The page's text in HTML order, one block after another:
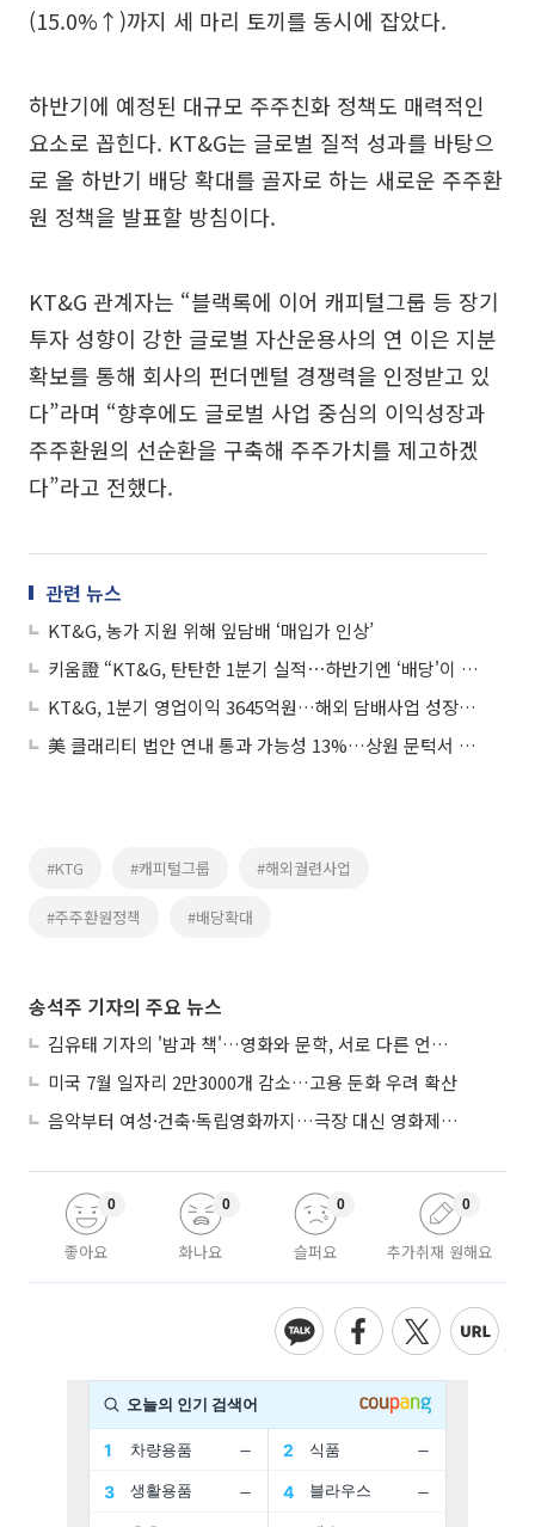
(15.0%↑)까지 세 마리 토끼를 동시에 잡았다.
하반기에 예정된 대규모 주주친화 정책도 매력적인
요소로 꼽힌다. KT&G는 글로벌 질적 성과를 바탕으
로 올 하반기 배당 확대를 골자로 하는 새로운 주주환
원 정책을 발표할 방침이다.
KT&G 관계자는 “블랙록에 이어 캐피털그룹 등 장기
투자 성향이 강한 글로벌 자산운용사의 연 이은 지분
확보를 통해 회사의 펀더멘털 경쟁력을 인정받고 있
다”라며 “향후에도 글로벌 사업 중심의 이익성장과
주주환원의 선순환을 구축해 주주가치를 제고하겠
다”라고 전했다.
관련 뉴스
KT&G, 농가 지원 위해 잎담배 ‘매입가 인상’
키움證 “KT&G, 탄탄한 1분기 실적⋯하반기엔 ‘배당'이 주가 끌어올릴 것”
KT&G, 1분기 영업이익 3645억원…해외 담배사업 성장세 확대
美 클래리티 법안 연내 통과 가능성 13%…상원 문턱서 제동
#KTG #캐피털그룹 #해외궐련사업
#주주환원정책 #배당확대
송석주 기자의 주요 뉴스
김유태 기자의 '밤과 책'…영화와 문학, 서로 다른 언어를 읽다
미국 7월 일자리 2만3000개 감소…고용 둔화 우려 확산
음악부터 여성·건축·독립영화까지…극장 대신 영화제로 즐기는 스크린 여행
좋아요
0
화나요
0
슬퍼요
0
추가취재 원해요
0